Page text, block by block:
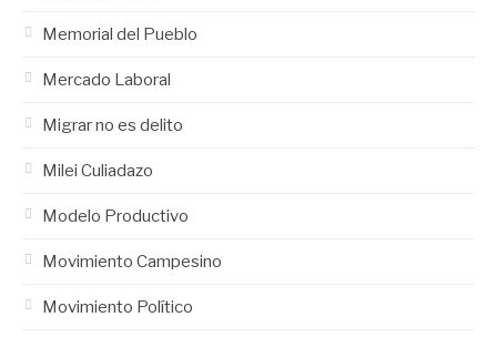
Memorial del Pueblo
Mercado Laboral
Migrar no es delito
Milei Culiadazo
Modelo Productivo
Movimiento Campesino
Movimiento Político